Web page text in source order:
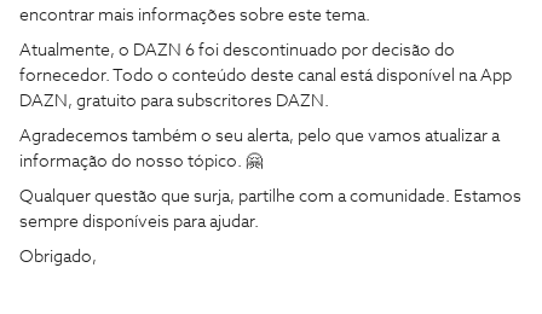
encontrar mais informações sobre este tema.
Atualmente, o DAZN 6 foi descontinuado por decisão do
fornecedor. Todo o conteúdo deste canal está disponível na App
DAZN, gratuito para subscritores DAZN.
Agradecemos também o seu alerta, pelo que vamos atualizar a
informação do nosso tópico. 🤗
Qualquer questão que surja, partilhe com a comunidade. Estamos
sempre disponíveis para ajudar.
Obrigado,